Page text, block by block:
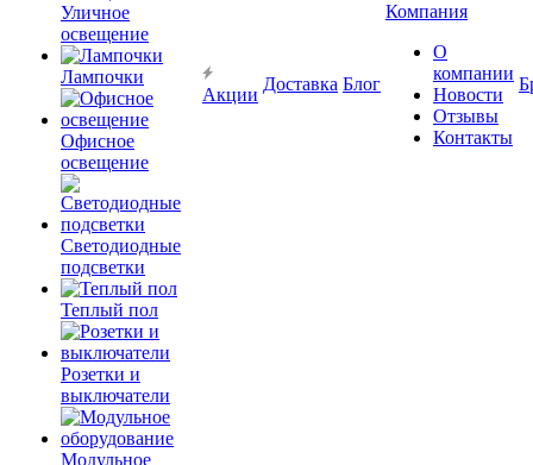
Уличное
освещение
Лампочки
Офисное
освещение
Светодиодные
подсветки
Теплый пол
Розетки и
выключатели
Модульное
Акции
Доставка Блог
Компания
О
компании
Новости
Отзывы
Контакты